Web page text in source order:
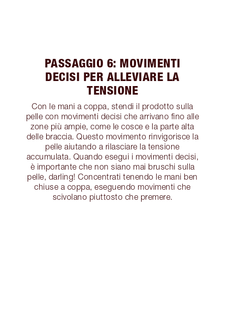
PASSAGGIO 6: MOVIMENTI
DECISI PER ALLEVIARE LA
TENSIONE
Con le mani a coppa, stendi il prodotto sulla
pelle con movimenti decisi che arrivano fino alle
zone più ampie, come le cosce e la parte alta
delle braccia. Questo movimento rinvigorisce la
pelle aiutando a rilasciare la tensione
accumulata. Quando esegui i movimenti decisi,
è importante che non siano mai bruschi sulla
pelle, darling! Concentrati tenendo le mani ben
chiuse a coppa, eseguendo movimenti che
scivolano piuttosto che premere.